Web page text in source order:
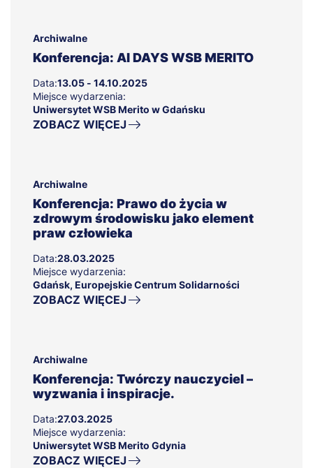
Archiwalne
Konferencja: AI DAYS WSB MERITO
Data:13.05 - 14.10.2025
Miejsce wydarzenia:
Uniwersytet WSB Merito w Gdańsku
ZOBACZ WIĘCEJ
Archiwalne
Konferencja: Prawo do życia w
zdrowym środowisku jako element
praw człowieka
Data:28.03.2025
Miejsce wydarzenia:
Gdańsk, Europejskie Centrum Solidarności
ZOBACZ WIĘCEJ
Archiwalne
Konferencja: Twórczy nauczyciel –
wyzwania i inspiracje.
Data:27.03.2025
Miejsce wydarzenia:
Uniwersytet WSB Merito Gdynia
ZOBACZ WIĘCEJ